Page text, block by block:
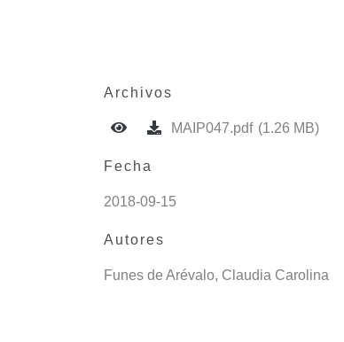
Archivos
MAIP047.pdf (1.26 MB)
Fecha
2018-09-15
Autores
Funes de Arévalo, Claudia Carolina